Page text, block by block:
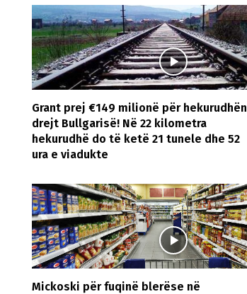
Grant prej €149 milionë për hekurudhën
drejt Bullgarisë! Në 22 kilometra
hekurudhë do të ketë 21 tunele dhe 52
ura e viadukte
Mickoski për fuqinë blerëse në